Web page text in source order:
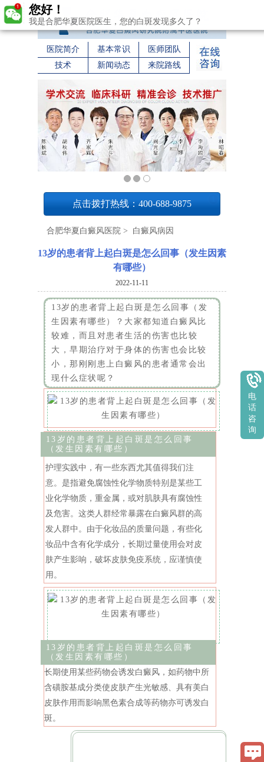
医院简介 基本常识
医师团队
技术
新闻动态 来院路线
点击拨打热线：400-688-9875
合肥华夏白癜风医院 > 白癜风病因
13岁的患者背上起白斑是怎么回事（发生因素
有哪些）
2022-11-11
13岁的患者背上起白斑是怎么回事（发
生因素有哪些）？大家都知道白癜风比
较难，而且对患者生活的伤害也比较
大，早期治疗对于身体的伤害也会比较
小，那刚刚患上白癜风的患者通常会出
现什么症状呢？
13岁的患者背上起白斑是怎么回事
（发生因素有哪些）
护理实践中，有一些东西尤其值得我们注
意。是指避免腐蚀性化学物质特别是某些工
业化学物质，重金属，或对肌肤具有腐蚀性
及危害。这类人群经常暴露在白癜风群的高
发人群中。由于化妆品的质量问题，有些化
妆品中含有化学成分，长期过量使用会对皮
肤产生影响，破坏皮肤免疫系统，应谨慎使
用。
13岁的患者背上起白斑是怎么回事
（发生因素有哪些）
长期使用某些药物会诱发白癜风，如药物中所
含磺胺基成分类使皮肤产生光敏感、具有美白
皮肤作用而影响黑色素合成等药物亦可诱发白
斑。
您好！
我是合肥华夏医院医生，您的白斑发现多久了？
电
话
咨
询